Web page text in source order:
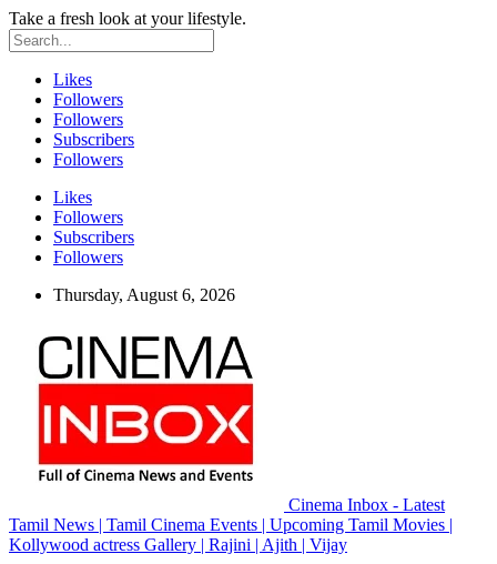
Take a fresh look at your lifestyle.
Likes
Followers
Followers
Subscribers
Followers
Likes
Followers
Subscribers
Followers
Thursday, August 6, 2026
Cinema Inbox - Latest
Tamil News | Tamil Cinema Events | Upcoming Tamil Movies |
Kollywood actress Gallery | Rajini | Ajith | Vijay